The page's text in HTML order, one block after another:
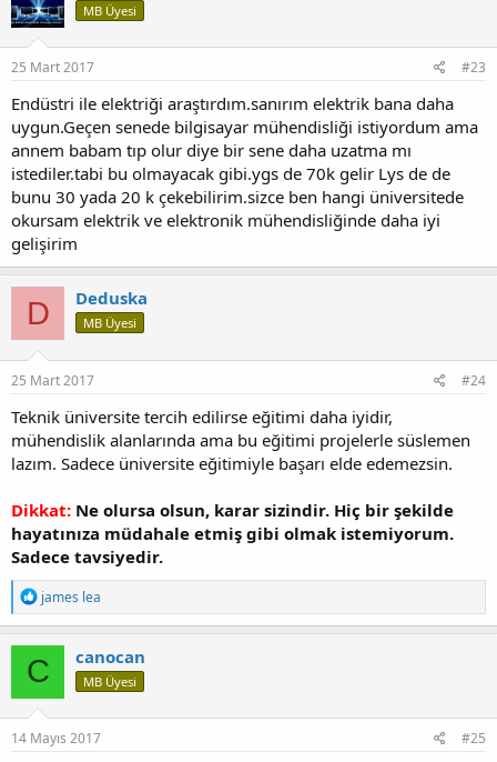
MB Üyesi
25 Mart 2017 #23
Endüstri ile elektriği araştırdım.sanırım elektrik bana daha
uygun.Geçen senede bilgisayar mühendisliği istiyordum ama
annem babam tıp olur diye bir sene daha uzatma mı
istediler.tabi bu olmayacak gibi.ygs de 70k gelir Lys de de
bunu 30 yada 20 k çekebilirim.sizce ben hangi üniversitede
okursam elektrik ve elektronik mühendisliğinde daha iyi
gelişirim
D Deduska
MB Üyesi
25 Mart 2017 #24
Teknik üniversite tercih edilirse eğitimi daha iyidir,
mühendislik alanlarında ama bu eğitimi projelerle süslemen
lazım. Sadece üniversite eğitimiyle başarı elde edemezsin.
Dikkat: Ne olursa olsun, karar sizindir. Hiç bir şekilde
hayatınıza müdahale etmiş gibi olmak istemiyorum.
Sadece tavsiyedir.
T
e
p
k
i
l
e
r
:
james lea
C canocan
MB Üyesi
14 Mayıs 2017 #25